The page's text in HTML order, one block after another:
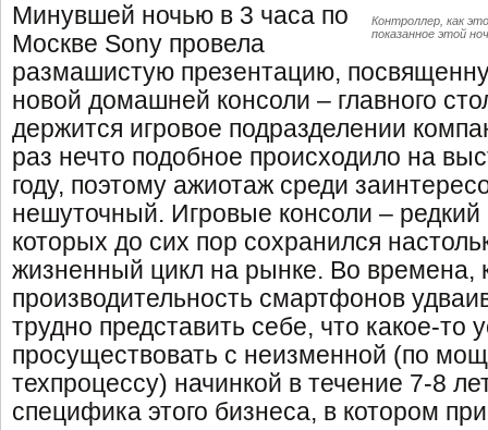
Контроллер, как
показанное этой
Минувшей ночью в 3 часа по
Москве Sony провела
размашистую презентацию,
новой домашней консоли – главного
держится игровое подразделении
раз нечто подобное происходило на
году, поэтому ажиотаж среди
нешуточный. Игровые консоли – редкий
которых до сих пор сохранился
жизненный цикл на рынке. Во времена,
производительность смартфонов
трудно представить себе, что какое-то
просуществовать с неизменной (по
техпроцессу) начинкой в течение 7-8
специфика этого бизнеса, в котором